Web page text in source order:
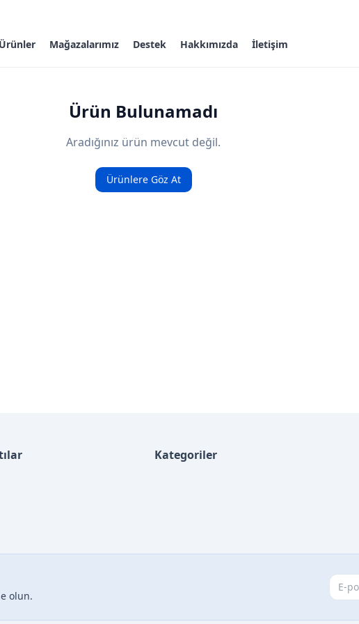
Ürünler Mağazalarımız Destek Hakkımızda İletişim
Ürün Bulunamadı
Aradığınız ürün mevcut değil.
Ürünlere Göz At
Kategoriler
olun.